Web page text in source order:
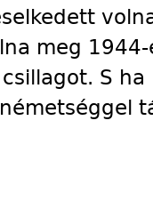
meg
S